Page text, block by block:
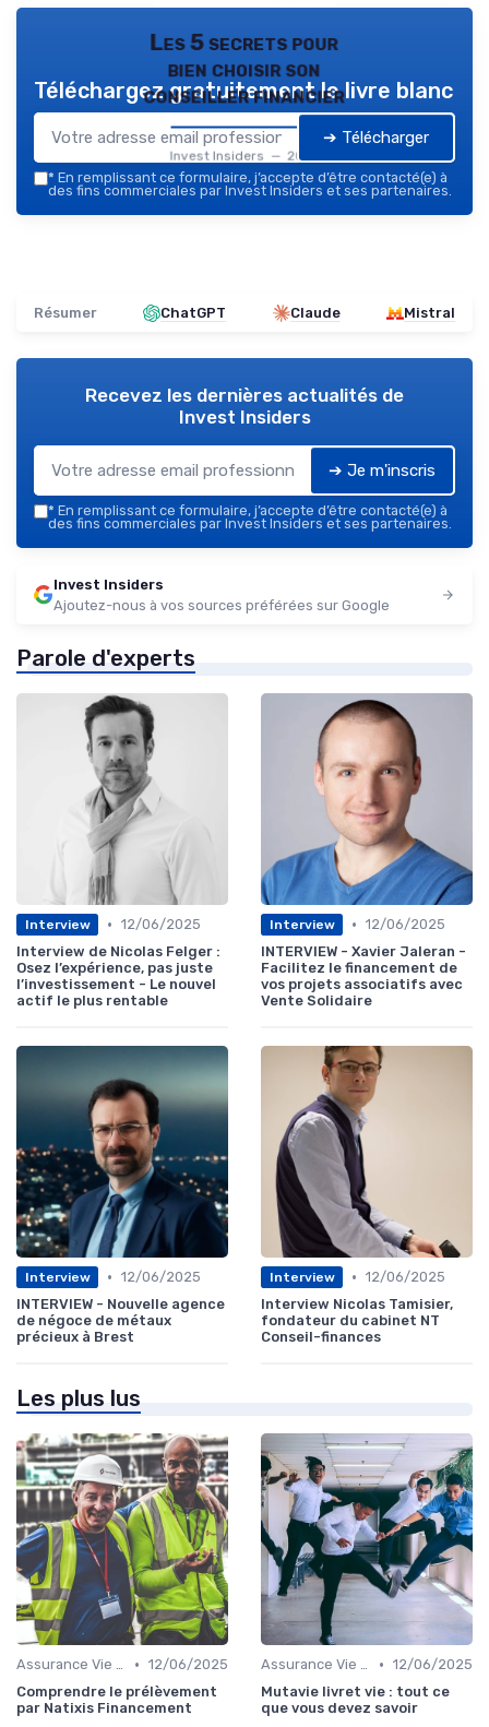
Les 5 secrets pour
bien choisir son
conseiller financier
Invest Insiders — 2026
Téléchargez gratuitement le livre blanc
➔ Télécharger
* En remplissant ce formulaire, j’accepte d’être contacté(e) à
des fins commerciales par Invest Insiders et ses partenaires.
Résumer ChatGPT Claude Mistral
Recevez les dernières actualités de
Invest Insiders
➔ Je m'inscris
* En remplissant ce formulaire, j’accepte d’être contacté(e) à
des fins commerciales par Invest Insiders et ses partenaires.
Invest Insiders
Ajoutez-nous à vos sources préférées sur Google
Parole d'experts
Interview • 12/06/2025
Interview de Nicolas Felger :
Osez l’expérience, pas juste
l’investissement - Le nouvel
actif le plus rentable
Interview • 12/06/2025
INTERVIEW - Xavier Jaleran -
Facilitez le financement de
vos projets associatifs avec
Vente Solidaire
Interview • 12/06/2025
INTERVIEW - Nouvelle agence
de négoce de métaux
précieux à Brest
Interview • 12/06/2025
Interview Nicolas Tamisier,
fondateur du cabinet NT
Conseil-finances
Les plus lus
Assurance Vie et Épargne • 12/06/2025
Comprendre le prélèvement
par Natixis Financement
Assurance Vie et Épargne • 12/06/2025
Mutavie livret vie : tout ce
que vous devez savoir